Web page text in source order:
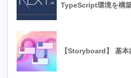
TypeScript環境を構
【Storyboard】 基